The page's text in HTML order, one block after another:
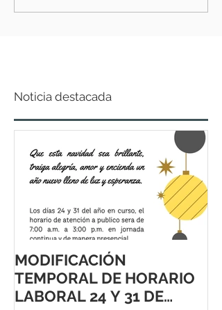
Noticia destacada
MODIFICACIÓN
TEMPORAL DE HORARIO
LABORAL 24 Y 31 DE